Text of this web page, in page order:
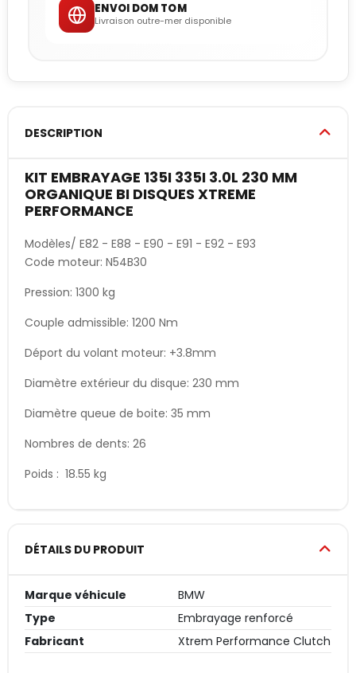
ENVOI DOM TOM
Livraison outre-mer disponible
DESCRIPTION
KIT EMBRAYAGE 135I 335I 3.0L 230 MM
ORGANIQUE BI DISQUES XTREME
PERFORMANCE
Modèles/ E82 - E88 - E90 - E91 - E92 - E93
Code moteur: N54B30
Pression: 1300 kg
Couple admissible: 1200 Nm
Déport du volant moteur: +3.8mm
Diamètre extérieur du disque: 230 mm
Diamètre queue de boite: 35 mm
Nombres de dents: 26
Poids : 18.55 kg
DÉTAILS DU PRODUIT
Marque véhicule
BMW
Type
Embrayage renforcé
Fabricant
Xtrem Performance Clutch